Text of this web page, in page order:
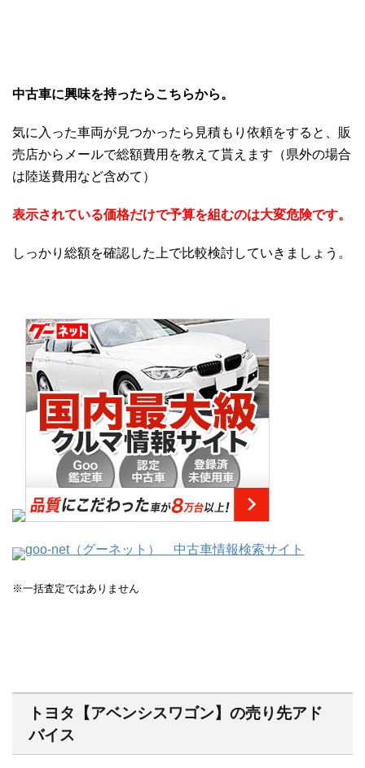
中古車に興味を持ったらこちらから。
気に入った車両が見つかったら見積もり依頼をすると、販
売店からメールで総額費用を教えて貰えます（県外の場合
は陸送費用など含めて）
表示されている価格だけで予算を組むのは大変危険です。
しっかり総額を確認した上で比較検討していきましょう。
goo-net（グーネット） 中古車情報検索サイト
※一括査定ではありません
トヨタ【アベンシスワゴン】の売り先アド
バイス